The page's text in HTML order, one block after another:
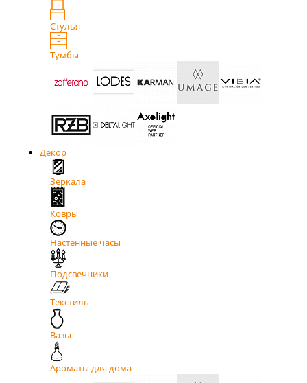
Стулья
Тумбы
Декор
Зеркала
Ковры
Настенные часы
Подсвечники
Текстиль
Вазы
Ароматы для дома